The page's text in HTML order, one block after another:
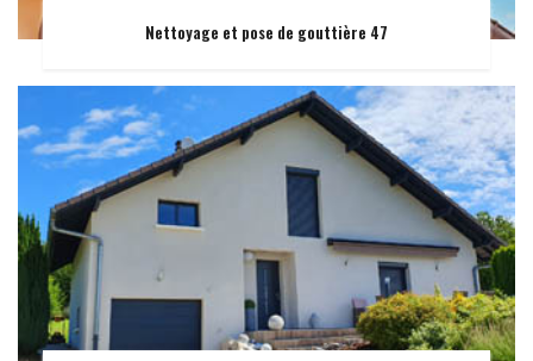
Nettoyage et pose de gouttière 47